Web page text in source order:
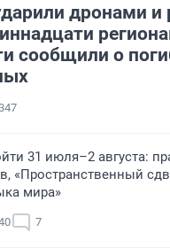
дронами и
сообщили о
31 июля–2 августа:
«Пространственный
мира»
7